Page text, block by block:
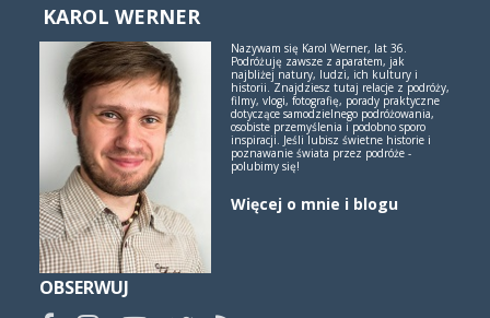
KAROL WERNER
Nazywam się Karol Werner, lat 36.
Podróżuję zawsze z aparatem, jak
najbliżej natury, ludzi, ich kultury i
historii. Znajdziesz tutaj relacje z podróży,
filmy, vlogi, fotografię, porady praktyczne
dotyczące samodzielnego podróżowania,
osobiste przemyślenia i podobno sporo
inspiracji. Jeśli lubisz świetne historie i
poznawanie świata przez podróże -
polubimy się!
Więcej o mnie i blogu
OBSERWUJ